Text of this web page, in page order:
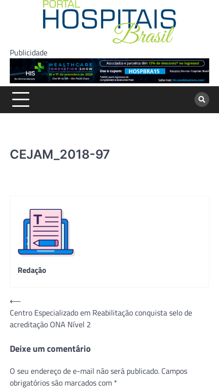
Publicidade
CEJAM_2018-97
Redação
Navegação
de
Post
⟵
Centro Especializado em Reabilitação conquista selo de
acreditação ONA Nível 2
Deixe um comentário
O seu endereço de e-mail não será publicado. Campos
obrigatórios são marcados com *